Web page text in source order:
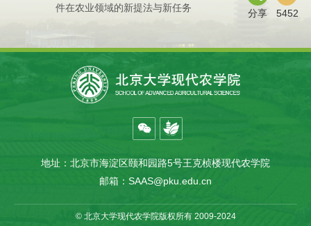
分享 5452
件在农业领域的新提法与新任务
地址：北京市海淀区颐和园路5号王克桢楼现代农学院
邮箱：SAAS@pku.edu.cn
© 北京大学现代农学院版权所有 2009-2024